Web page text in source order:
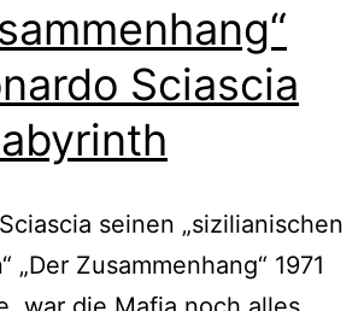
Sciascia
seinen „sizilianischen
„Der Zusammenhang“ 1971